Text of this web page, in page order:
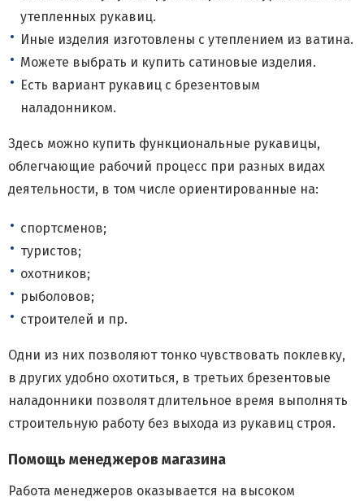
утепленных рукавиц.
Иные изделия изготовлены с утеплением из ватина.
Можете выбрать и купить сатиновые изделия.
Есть вариант рукавиц с брезентовым
наладонником.
Здесь можно купить функциональные рукавицы,
облегчающие рабочий процесс при разных видах
деятельности, в том числе ориентированные на:
спортсменов;
туристов;
охотников;
рыболовов;
строителей и пр.
Одни из них позволяют тонко чувствовать поклевку,
в других удобно охотиться, в третьих брезентовые
наладонники позволят длительное время выполнять
строительную работу без выхода из рукавиц строя.
Помощь менеджеров магазина
Работа менеджеров оказывается на высоком